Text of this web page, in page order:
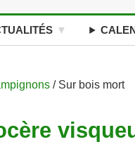
/ Sur bois mort